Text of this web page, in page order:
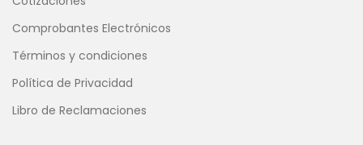
Comprobantes Electrónicos
Términos y condiciones
Política de Privacidad
Libro de Reclamaciones